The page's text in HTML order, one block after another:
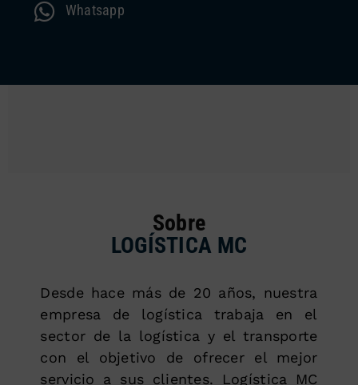
Whatsapp
Sobre
LOGÍSTICA MC
Desde hace más de 20 años, nuestra
empresa de logística trabaja en el
sector de la logística y el transporte
con el objetivo de ofrecer el mejor
servicio a sus clientes. Logística MC